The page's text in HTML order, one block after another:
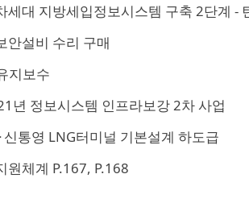
세대 지방세입정보시스템 구축 2단계 -
안설비 수리 구매
지보수
년 정보시스템 인프라보강 2차 사업
신통영 LNG터미널 기본설계 하도급
원체계 P.167, P.168